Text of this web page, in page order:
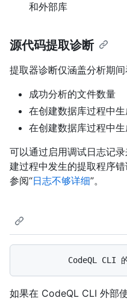
和外部库
源代码提取诊断
提取器诊断仅涵盖分析期
成功分析的文件数量
在创建数据库过程中
在创建数据库过程中
可以通过启用调试日志记
建过程中发生的提取程序
参阅“日志不够详细”。
如果在 CodeQL CLI 外部